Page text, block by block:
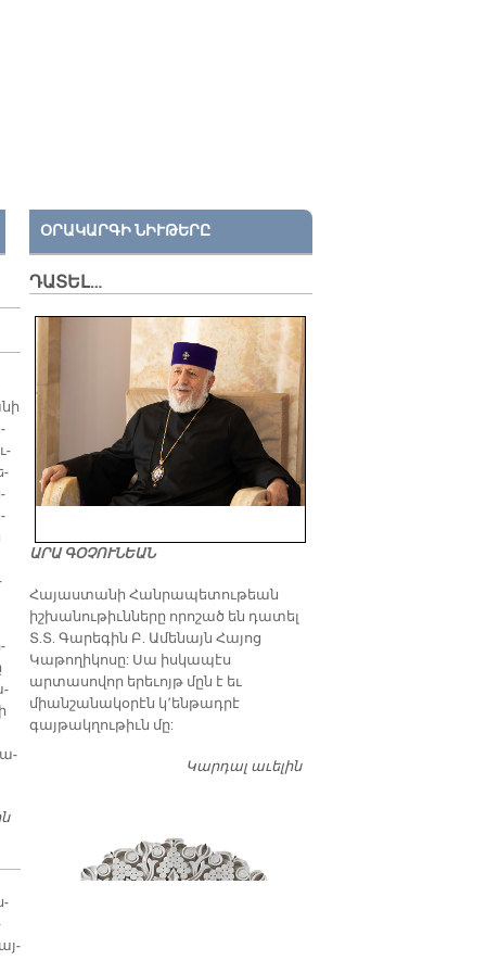
ՊԷՅՕՂԼՈՒԻ ՄԷՋ ՋԵՐՄ ԶՐՈՅՑ
ՕՐԱԿԱՐԳԻ ՆԻՒԹԵՐԸ
ԴԱՏԵԼ…
ԱՐԱ ԳՕՉՈՒՆԵԱՆ
​Հայաստանի Հանրապետութեան
իշխանութիւնները որոշած են դատել
Տ.Տ. Գարեգին Բ. Ամենայն Հայոց
Կաթողիկոսը: Սա իսկապէս
արտասովոր երեւոյթ մըն է եւ
միանշանակօրէն կ՚ենթադրէ
գայթակղութիւն մը:
Կարդալ աւելինԴատել…